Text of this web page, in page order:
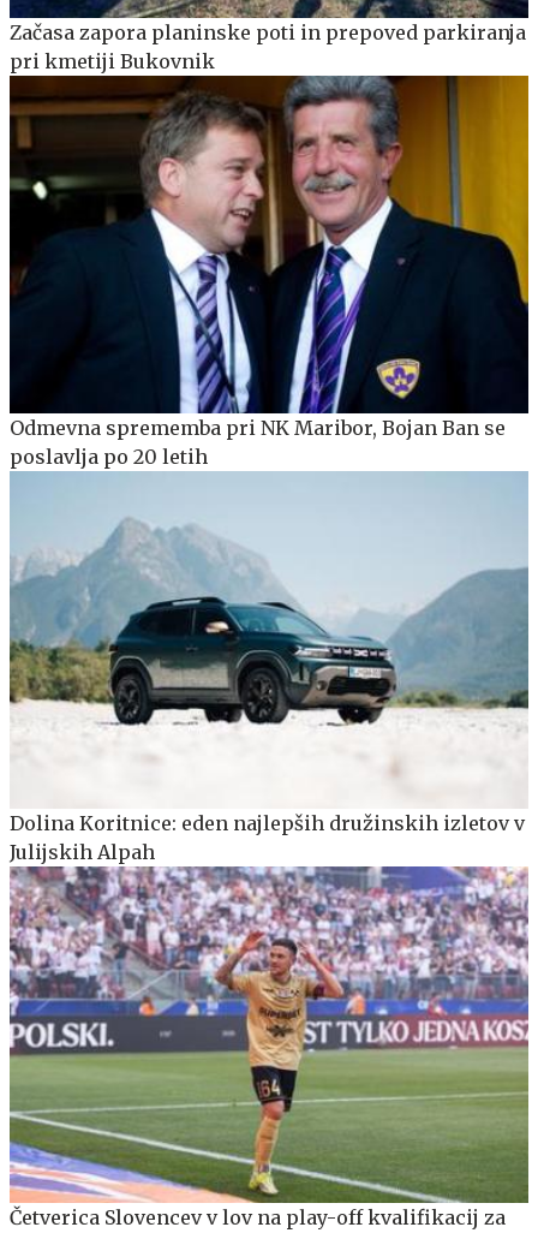
Začasa zapora planinske poti in prepoved parkiranja
pri kmetiji Bukovnik
Odmevna sprememba pri NK Maribor, Bojan Ban se
poslavlja po 20 letih
Dolina Koritnice: eden najlepših družinskih izletov v
Julijskih Alpah
Četverica Slovencev v lov na play-off kvalifikacij za